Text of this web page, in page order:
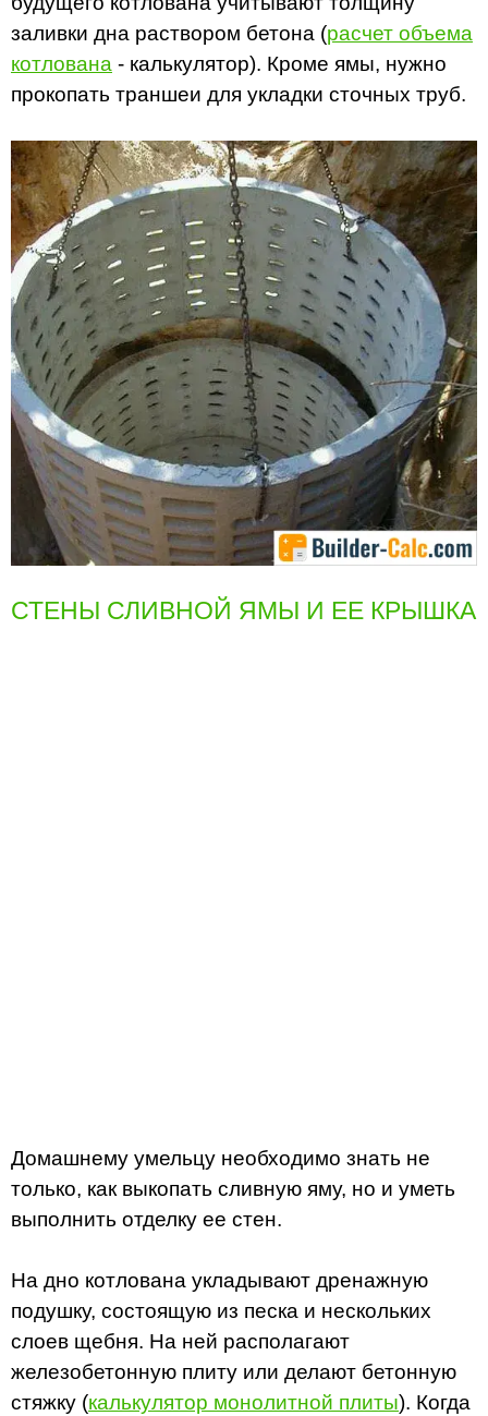
заливки дна раствором бетона (расчет объема
котлована - калькулятор). Кроме ямы, нужно
прокопать траншеи для укладки сточных труб.
СТЕНЫ СЛИВНОЙ ЯМЫ И ЕЕ КРЫШКА
Домашнему умельцу необходимо знать не
только, как выкопать сливную яму, но и уметь
выполнить отделку ее стен.
На дно котлована укладывают дренажную
подушку, состоящую из песка и нескольких
слоев щебня. На ней располагают
железобетонную плиту или делают бетонную
стяжку (калькулятор монолитной плиты). Когда